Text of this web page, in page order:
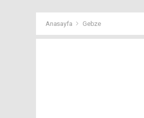
Anasayfa Gebze